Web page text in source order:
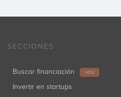
SECCIONES
Buscar financiación NEW
Invertir en startups